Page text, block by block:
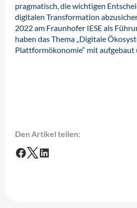
pragmatisch, die wichtigen
digitalen Transformation
2022 am Fraunhofer IESE als
haben das Thema „Digitale
Plattformökonomie“ mit
Den Artikel teilen: